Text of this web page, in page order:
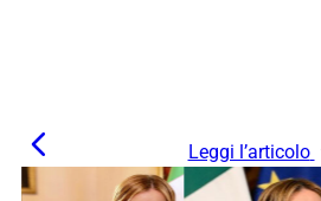
Leggi l’articolo